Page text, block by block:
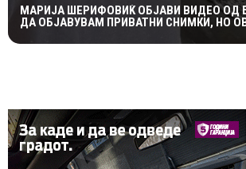
МАРИЈА ШЕРИФОВИЌ ОБЈАВИ ВИДЕО ОД
ДА ОБЈАВУВАМ ПРИВАТНИ СНИМКИ, НО